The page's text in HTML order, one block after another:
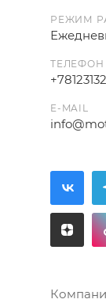
РЕЖИМ
ТЕЛЕФОН
E-MAIL